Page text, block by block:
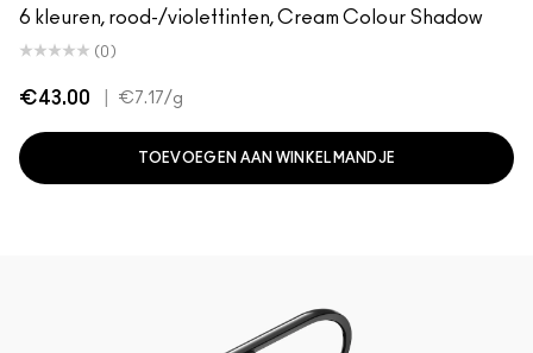
6 kleuren, rood-/violettinten, Cream Colour Shadow
(0)
€43.00 €7.17/g
TOEVOEGEN AAN WINKELMANDJE